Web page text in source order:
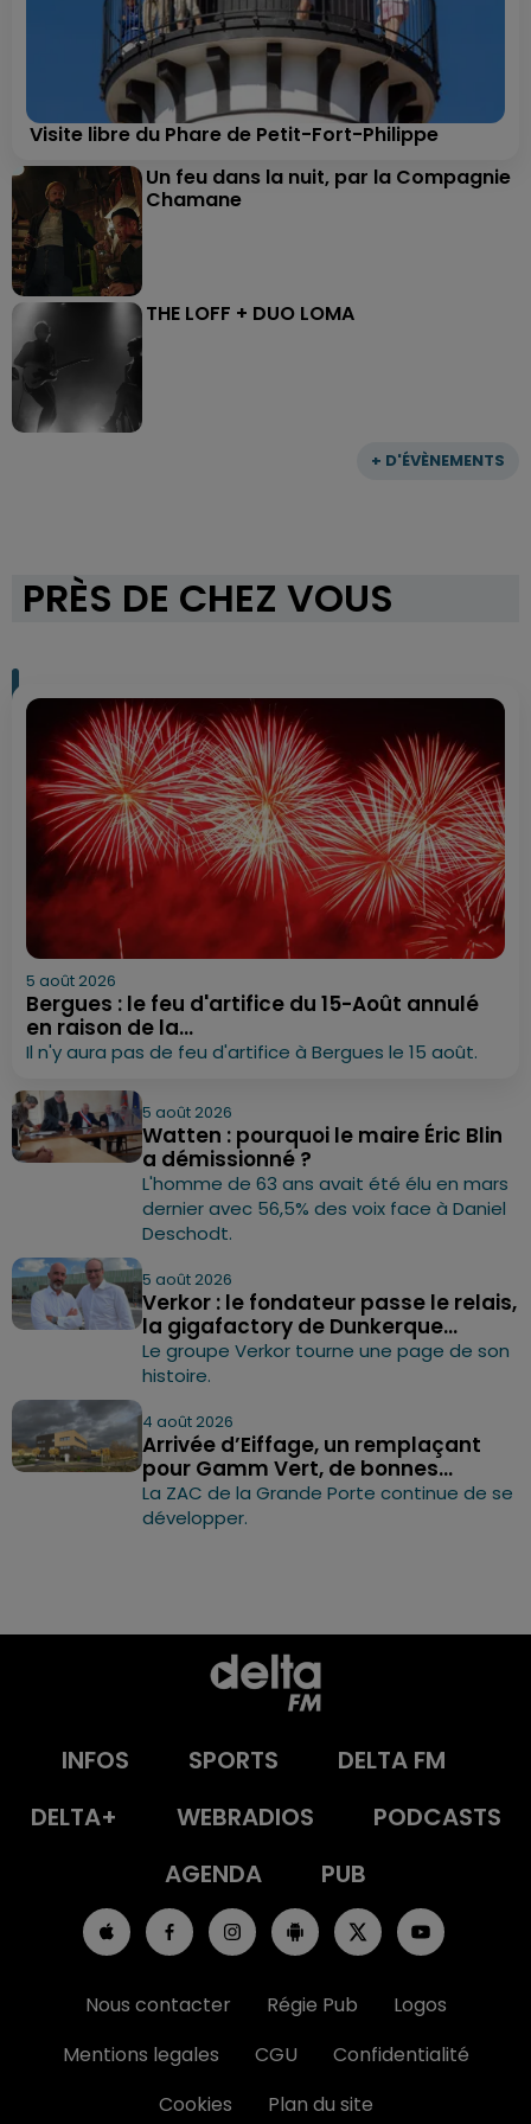
+ D'ÉVÈNEMENTS
Visite libre du Phare de Petit-Fort-Philippe
Un feu dans la nuit, par la Compagnie
Chamane
THE LOFF + DUO LOMA
PRÈS DE CHEZ VOUS
5 août 2026
Bergues : le feu d'artifice du 15-Août annulé
en raison de la...
Il n'y aura pas de feu d'artifice à Bergues le 15 août.
5 août 2026
Watten : pourquoi le maire Éric Blin
a démissionné ?
L'homme de 63 ans avait été élu en mars
dernier avec 56,5% des voix face à Daniel
Deschodt.
5 août 2026
Verkor : le fondateur passe le relais,
la gigafactory de Dunkerque...
Le groupe Verkor tourne une page de son
histoire.
4 août 2026
Arrivée d’Eiffage, un remplaçant
pour Gamm Vert, de bonnes...
La ZAC de la Grande Porte continue de se
développer.
INFOS SPORTS
DELTA FM
DELTA+
WEBRADIOS
PODCASTS
AGENDA
PUB
Nous contacter Régie Pub
Logos
Mentions legales
CGU
Confidentialité
Cookies
Plan du site